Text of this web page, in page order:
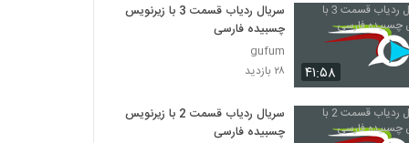
سریال Friends فصل اول قسمت 15
۳۳۹ بازدید
۴۴۸ بازدید
۴۱:۵۸
سریال ردیاب قسمت 3 با زیرنویس
چسبیده فارسی
gufum
۲۸ بازدید
سریال ردیاب قسمت 2 با زیرنویس
چسبیده فارسی